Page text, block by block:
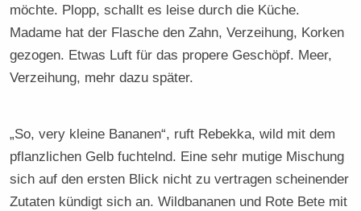
möchte. Plopp, schallt es leise durch die Küche.
Madame hat der Flasche den Zahn, Verzeihung, Korken
gezogen. Etwas Luft für das propere Geschöpf. Meer,
Verzeihung, mehr dazu später.
„So, very kleine Bananen“, ruft Rebekka, wild mit dem
pflanzlichen Gelb fuchtelnd. Eine sehr mutige Mischung
sich auf den ersten Blick nicht zu vertragen scheinender
Zutaten kündigt sich an. Wildbananen und Rote Bete mit